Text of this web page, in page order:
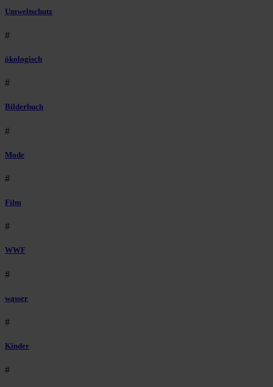
Umweltschutz
#
ökologisch
#
Bilderbuch
#
Mode
#
Film
#
WWF
#
wasser
#
Kinder
#